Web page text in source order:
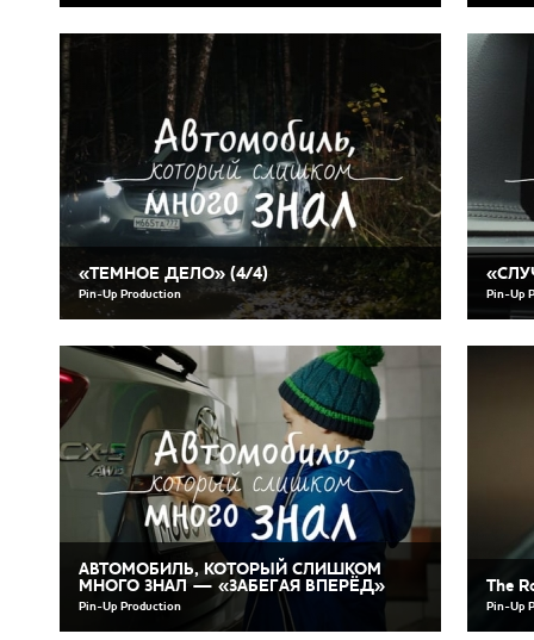
«ТЕМНОЕ ДЕЛО» (4/4)
Pin-Up Production Pin-Up
АВТОМОБИЛЬ, КОТОРЫЙ СЛИШКОМ
МНОГО ЗНАЛ — «ЗАБЕГАЯ ВПЕРЁД»
Pin-Up Production
The
Pin-Up